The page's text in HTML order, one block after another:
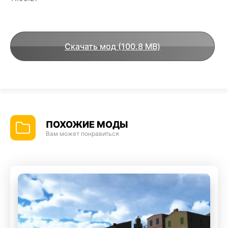
Скачать мод (100.8 MB)
ПОХОЖИЕ МОДЫ
Вам может понравиться